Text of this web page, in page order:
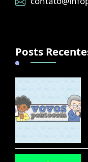
Posts